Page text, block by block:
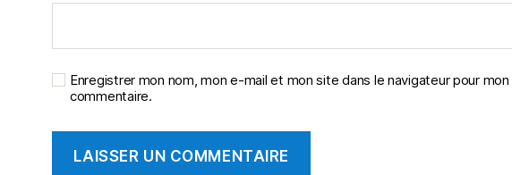
Enregistrer mon nom, mon e-mail et mon site dans le navigateur pour mon
commentaire.